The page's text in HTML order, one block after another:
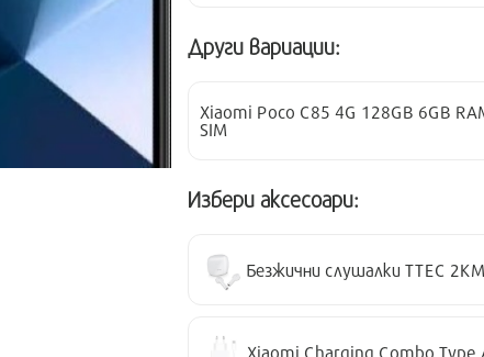
Други вариации:
Xiaomi Poco C85 4G 128GB 6GB
SIM
Избери аксесоари:
Безжични слушалки TTEC
Xiaomi Charging Combo Type